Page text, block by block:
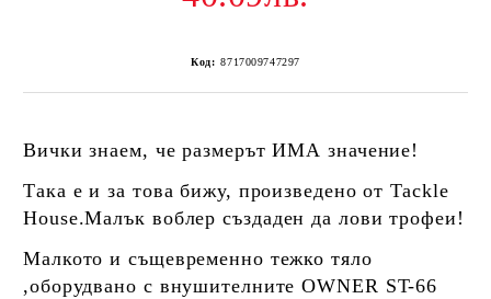
Код: 8717009747297
Вички знаем, че размерът ИМА значение!
Така е и за това бижу, произведено от Tackle
House.Малък воблер създаден да лови трофеи!
Малкото и същевременно тежко тяло
,оборудвано с внушителните OWNER ST-66